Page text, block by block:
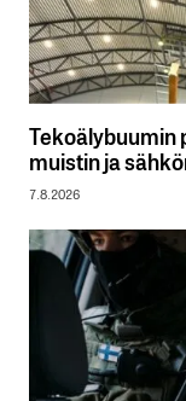
Tekoälybuumin
muistin ja
7.8.2026